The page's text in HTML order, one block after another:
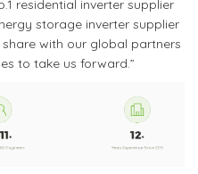
residential inverter supplier
storage inverter supplier
with our global partners
to take us forward.”